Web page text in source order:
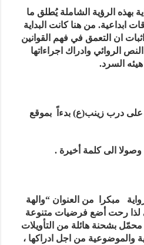
بهذه الرؤية الشاملة يُطلق ما
ابداعية. من هنا كانت البداية
ان التعمق في فهم القوانين
الروائي وادراك اجراءاتها
هيئه السرد.
على درب زينب(ع) بدءاً بموقع
وصولا الى كلمة أخيرة .
مبكرا من العنوان“والهة
لذا رحت أضع فرضيات متنوعة
محمّل بشحنة هائلة من التأويلات
والموضوعية من اجل ادراكها ،